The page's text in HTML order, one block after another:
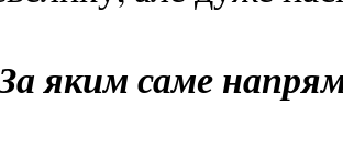
яким саме